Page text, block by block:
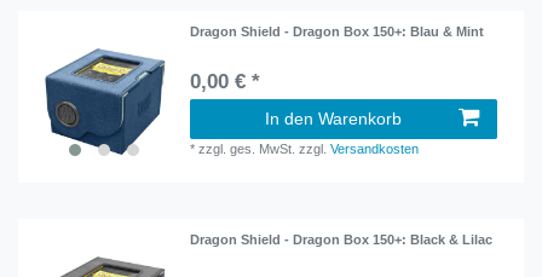
Dragon Shield - Dragon Box 150+: Blau & Mint
0,00 € *
In den Warenkorb
*zzgl. ges. MwSt. zzgl.Versandkosten
Dragon Shield - Dragon Box 150+: Black & Lilac